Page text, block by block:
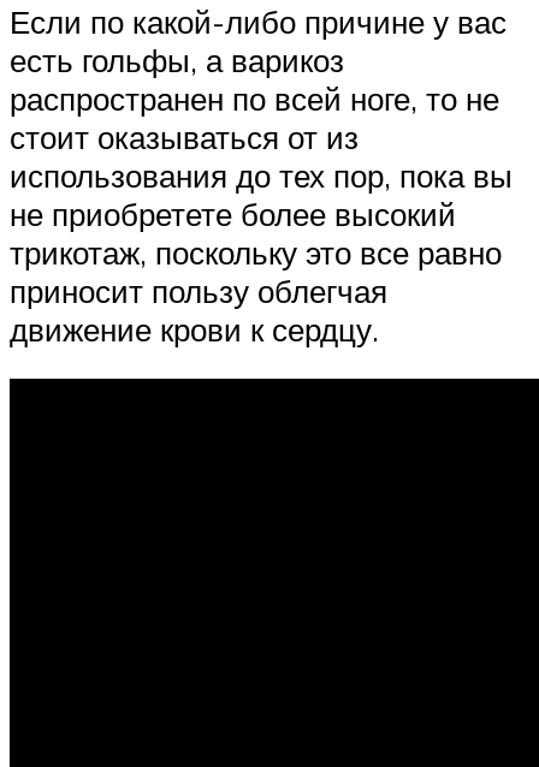
Если по какой-либо причине у вас
есть гольфы, а варикоз
распространен по всей ноге, то не
стоит оказываться от из
использования до тех пор, пока вы
не приобретете более высокий
трикотаж, поскольку это все равно
приносит пользу облегчая
движение крови к сердцу.